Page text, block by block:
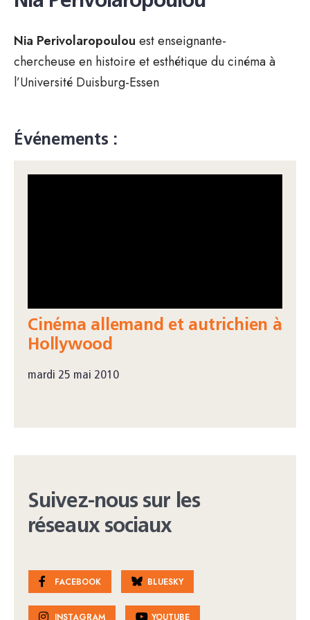
Nia Perivolaropoulou estenseignante-
chercheuse en histoire et esthétique du cinéma à
l’Université Duisburg-Essen
Événements :
Cinéma allemand et autrichien à
Hollywood
mardi 25 mai 2010
Suivez-nous sur les
réseaux sociaux
FACEBOOK BLUESKY
INSTAGRAM YOUTUBE